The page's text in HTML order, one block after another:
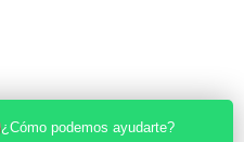
¿Cómo podemos ayudarte?